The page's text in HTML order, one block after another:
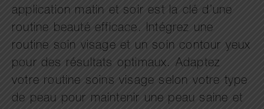
application matin et soir est la clé d’une
routine beauté efficace. Intégrez une
routine soin visage et un soin contour yeux
pour des résultats optimaux. Adaptez
votre routine soins visage selon votre type
de peau pour maintenir une peau saine et